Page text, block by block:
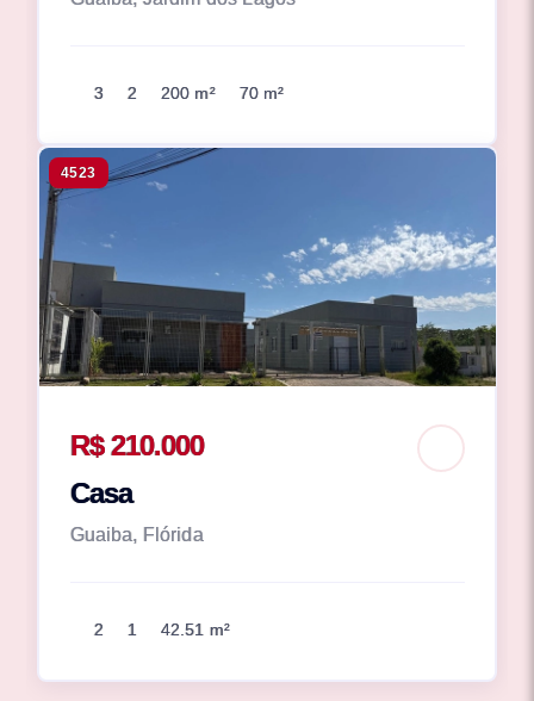
3 2 200 m² 70 m²
4523
R$ 210.000
Casa
Guaiba, Flórida
2 1 42.51 m²